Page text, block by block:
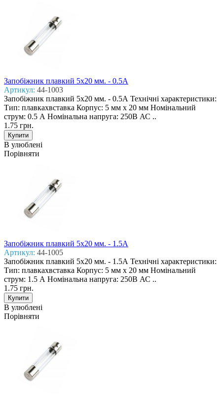
Запобіжник плавкий 5x20 мм. - 0.5А
Артикул: 44-1003
Запобіжник плавкий 5x20 мм. - 0.5А Технічні характеристики:
Тип: плавкахвставка Корпус: 5 мм х 20 мм Номінальний
струм: 0.5 А Номінальна напруга: 250В АС ..
1.75 грн.
В улюблені
Порівняти
Запобіжник плавкий 5x20 мм. - 1.5А
Артикул: 44-1005
Запобіжник плавкий 5x20 мм. - 1.5А Технічні характеристики:
Тип: плавкахвставка Корпус: 5 мм х 20 мм Номінальний
струм: 1.5 А Номінальна напруга: 250В АС ..
1.75 грн.
В улюблені
Порівняти